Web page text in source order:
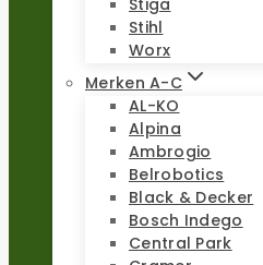
Stiga
Stihl
Worx
Merken A-C
AL-KO
Alpina
Ambrogio
Belrobotics
Black & Decker
Bosch Indego
Central Park